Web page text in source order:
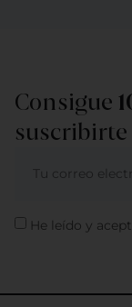
Consigue
suscribirte
He leído y